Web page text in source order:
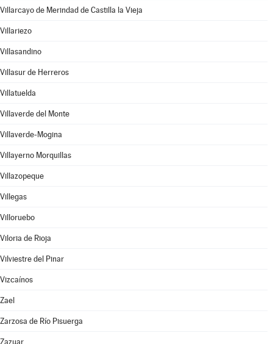
Villarcayo de Merindad de Castilla la Vieja
Villariezo
Villasandino
Villasur de Herreros
Villatuelda
Villaverde del Monte
Villaverde-Mogina
Villayerno Morquillas
Villazopeque
Villegas
Villoruebo
Viloria de Rioja
Vilviestre del Pinar
Vizcaínos
Zael
Zarzosa de Río Pisuerga
Zazuar